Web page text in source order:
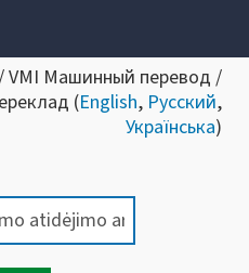
VMI Машинный перевод /
(English, Русский,
Українська)